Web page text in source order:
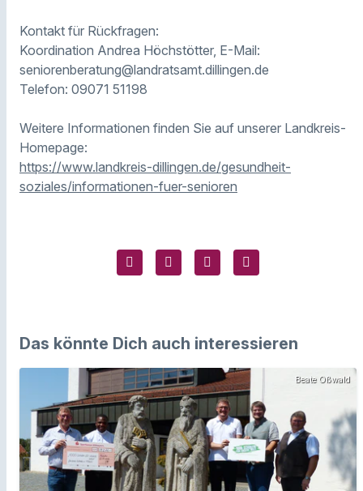
Kontakt für Rückfragen:
Koordination Andrea Höchstötter, E-Mail:
seniorenberatung@landratsamt.dillingen.de
Telefon: 09071 51198
Weitere Informationen finden Sie auf unserer Landkreis-
Homepage:
https://www.landkreis-dillingen.de/gesundheit-
soziales/informationen-fuer-senioren
Das könnte Dich auch interessieren
Beate Oßwald